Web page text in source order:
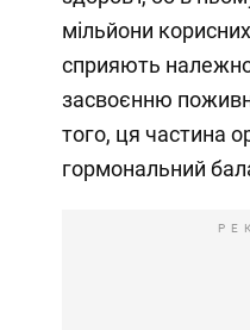
мільйони
сприяють
засвоєнню
того, ця частина
гормональний